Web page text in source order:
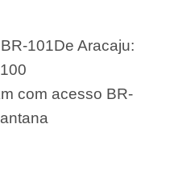
101De Aracaju:
com acesso BR-